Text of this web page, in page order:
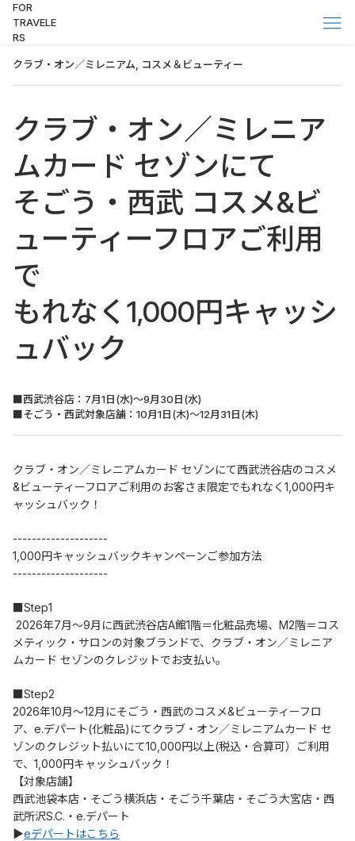
FOR
TRAVELE
RS
クラブ・オン／ミレニアム, コスメ＆ビューティー
クラブ・オン／ミレニア
ムカード セゾンにて
そごう・西武 コスメ&ビ
ューティーフロアご利用
で
もれなく1,000円キャッシ
ュバック
■西武渋谷店：7月1日(水)～9月30日(水)
■そごう・西武対象店舗：10月1日(木)～12月31日(木)
クラブ・オン／ミレニアムカード セゾンにて西武渋谷店のコスメ
&ビューティーフロアご利用のお客さま限定でもれなく1,000円キ
ャッシュバック！
--------------------
1,000円キャッシュバックキャンペーンご参加方法
--------------------
■Step1
メティック・サロンの対象ブランドで、クラブ・オン／ミレニア
ムカード セゾンのクレジットでお支払い。
■Step2
2026年10月～12月にそごう・西武のコスメ&ビューティーフロ
ア、e.デパート(化粧品)にてクラブ・オン／ミレニアムカード セ
ゾンのクレジット払いにて10,000円以上(税込・合算可）ご利用
で、1,000円キャッシュバック！
【対象店舗】
西武池袋本店・そごう横浜店・そごう千葉店・そごう大宮店・西
武所沢S.C.・e.デパート
▶eデパートはこちら